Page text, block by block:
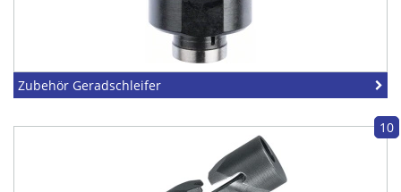
Zubehör Geradschleifer
10